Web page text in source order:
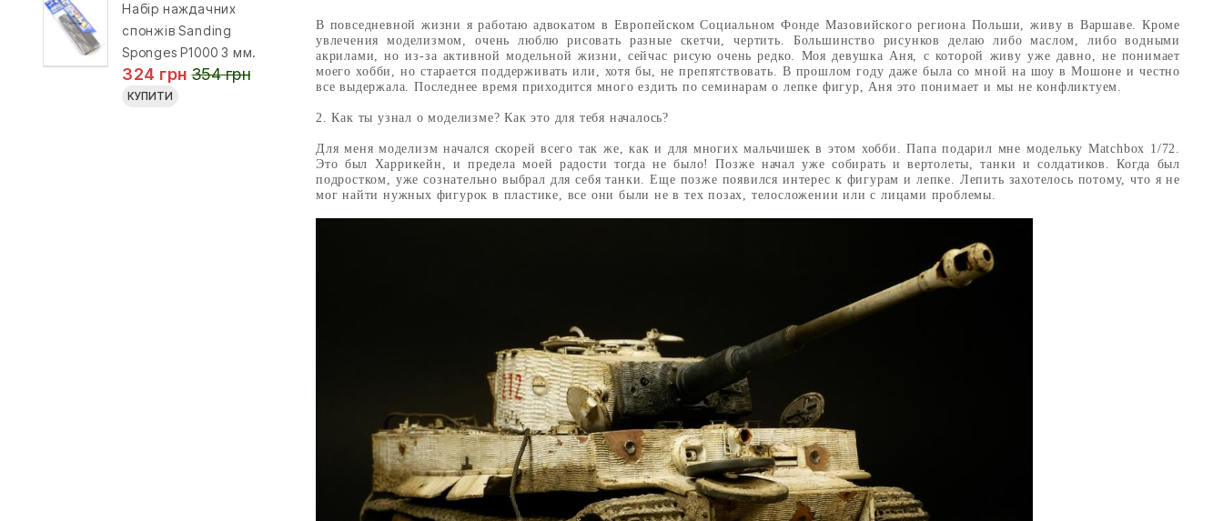
Набір наждачних
спонжів Sanding
Sponges P1000 3 мм.
324 грн 354 грн
КУПИТИ
В повседневной жизни я работаю адвокатом в Европейском Социальном Фонде Мазовийского региона Польши, живу в Варшаве. Кроме
увлечения моделизмом, очень люблю рисовать разные скетчи, чертить. Большинство рисунков делаю либо маслом, либо водными
акрилами, но из-за активной модельной жизни, сейчас рисую очень редко. Моя девушка Аня, с которой живу уже давно, не понимает
моего хобби, но старается поддерживать или, хотя бы, не препятствовать. В прошлом году даже была со мной на шоу в Мошоне и честно
все выдержала. Последнее время приходится много ездить по семинарам о лепке фигур, Аня это понимает и мы не конфликтуем.
2. Как ты узнал о моделизме? Как это для тебя началось?
Для меня моделизм начался скорей всего так же, как и для многих мальчишек в этом хобби. Папа подарил мне модельку Matchbox 1/72.
Это был Харрикейн, и предела моей радости тогда не было! Позже начал уже собирать и вертолеты, танки и солдатиков. Когда был
подростком, уже сознательно выбрал для себя танки. Еще позже появился интерес к фигурам и лепке. Лепить захотелось потому, что я не
мог найти нужных фигурок в пластике, все они были не в тех позах, телосложении или с лицами проблемы.